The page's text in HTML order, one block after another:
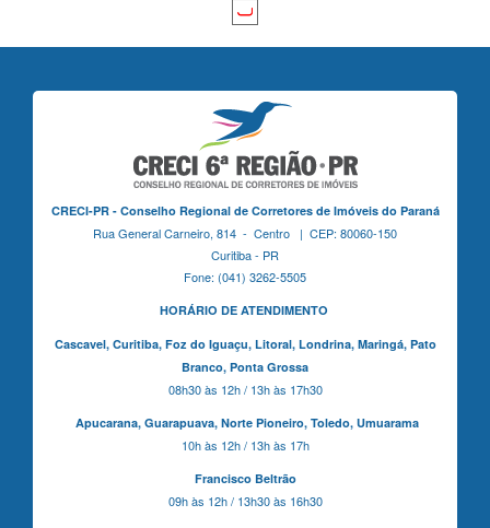
CRECI-PR - Conselho Regional de Corretores de Imóveis do Paraná
Rua General Carneiro, 814 - Centro | CEP: 80060-150
Curitiba - PR
Fone: (041) 3262-5505
HORÁRIO DE ATENDIMENTO
Cascavel, Curitiba,Foz do Iguaçu, Litoral, Londrina, Maringá, Pato
Branco, Ponta Grossa
08h30 às 12h / 13h às 17h30
Apucarana, Guarapuava, Norte Pioneiro, Toledo, Umuarama
10h às 12h / 13h às 17h
Francisco Beltrão
09h às 12h / 13h30 às 16h30